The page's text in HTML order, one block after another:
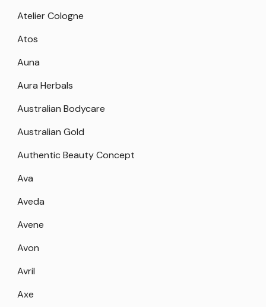
Atelier Cologne
Atos
Auna
Aura Herbals
Australian Bodycare
Australian Gold
Authentic Beauty Concept
Ava
Aveda
Avene
Avon
Avril
Axe